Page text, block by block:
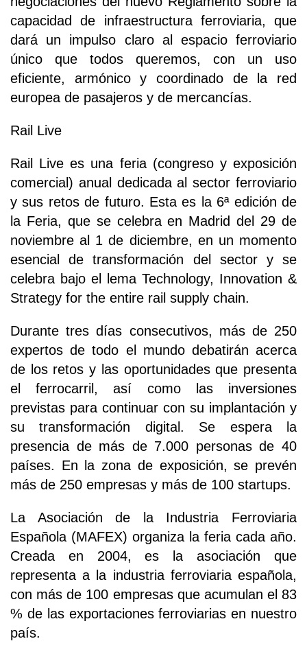
capacidad de infraestructura ferroviaria, que
dará un impulso claro al espacio ferroviario
único que todos queremos, con un uso
eficiente, armónico y coordinado de la red
europea de pasajeros y de mercancías.
Rail Live
Rail Live es una feria (congreso y exposición
comercial) anual dedicada al sector ferroviario
y sus retos de futuro. Esta es la 6ª edición de
la Feria, que se celebra en Madrid del 29 de
noviembre al 1 de diciembre, en un momento
esencial de transformación del sector y se
celebra bajo el lema Technology, Innovation &
Strategy for the entire rail supply chain.
Durante tres días consecutivos, más de 250
expertos de todo el mundo debatirán acerca
de los retos y las oportunidades que presenta
el ferrocarril, así como las inversiones
previstas para continuar con su implantación y
su transformación digital. Se espera la
presencia de más de 7.000 personas de 40
países. En la zona de exposición, se prevén
más de 250 empresas y más de 100 startups.
La Asociación de la Industria Ferroviaria
Española (MAFEX) organiza la feria cada año.
Creada en 2004, es la asociación que
representa a la industria ferroviaria española,
con más de 100 empresas que acumulan el 83
% de las exportaciones ferroviarias en nuestro
país.